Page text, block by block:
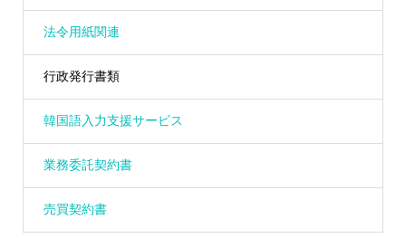
法令用紙関連
行政発行書類
韓国語入力支援サービス
業務委託契約書
売買契約書